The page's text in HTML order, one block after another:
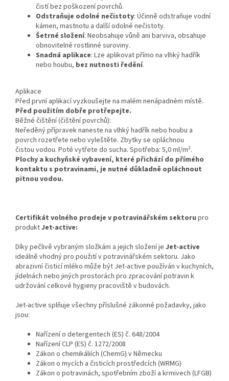
čistí bez poškození povrchů.
Odstraňuje odolné nečistoty: Účinně odstraňuje vodní
kámen, mastnotu a další odolné nečistoty.
Šetrné složení: Neobsahuje vůně ani barviva, obsahuje
obnovitelné rostlinné suroviny.
Snadná aplikace: Lze aplikovat přímo na vlhký hadřík
nebo houbu, bez nutnosti ředění.
Aplikace
Před první aplikací vyzkoušejte na malém nenápadném místě.
Před použitím dobře protřepejte.
Běžné čištění (čištění povrchů):
Neředěný přípravek naneste na vlhký hadřík nebo houbu a
povrch rozetřete nebo vyleštěte. Zbytky se opláchnou
čistou vodou. Poté vytřete do sucha. Spotřeba: 5,0 ml/m².
Plochy a kuchyňské vybavení, které přichází do přímého
kontaktu s potravinami, je nutné důkladně opláchnout
pitnou vodou.
Certifikát volného prodeje v potravinářském sektoru pro
produktJet-active:
Díky pečlivě vybraným složkám a jejich složení je Jet-active
ideálně vhodný pro použití v potravinářském sektoru. Jako
abrazivní čisticí mléko může být Jet-active používán v kuchyních,
jídelnách nebo jiných prostorách pro zpracování potravin k
udržování celkové hygieny pracoviště v budovách.
Jet-active splňuje všechny příslušné zákonné požadavky, jako
jsou:
Nařízení o detergentech (ES) č. 648/2004
Nařízení CLP (ES) č. 1272/2008
Zákon o chemikáliích (ChemG) v Německu
Zákon o mycích a čisticích prostředcích (WRMG)
Zákon o potravinách, spotřebním zboží a krmivech (LFGB)